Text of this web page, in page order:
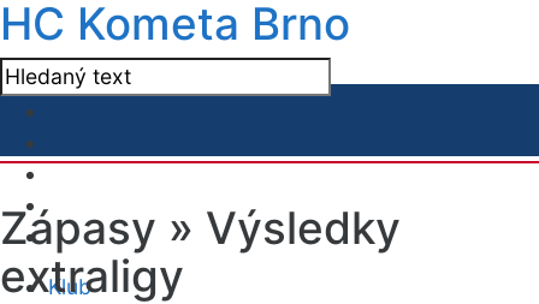
HC Kometa Brno
Klub
Zápasy » Výsledky
extraligy